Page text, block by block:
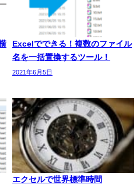
Excelでできる！複数のファイル
名を一括置換するツール！
2021年6月5日
エクセルで世界標準時間